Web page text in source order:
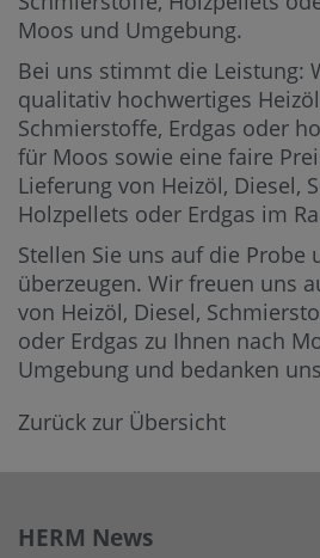
Moos und Umgebung.
Bei uns stimmt die Leistung:
qualitativ hochwertiges
Schmierstoffe, Erdgas oder
für Moos sowie eine faire
Lieferung von Heizöl, Diesel,
Holzpellets oder Erdgas im
Stellen Sie uns auf die Probe
überzeugen. Wir freuen uns
von Heizöl, Diesel,
oder Erdgas zu Ihnen nach
Umgebung und bedanken
Zurück zur Übersicht
HERM News